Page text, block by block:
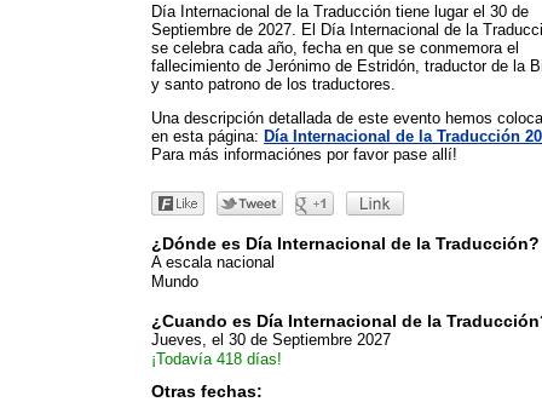
Día Internacional de la Traducción tiene lugar el 30 de
Septiembre de 2027. El Día Internacional de la
se celebra cada año, fecha en que se conmemora el
fallecimiento de Jerónimo de Estridón, traductor de la
y santo patrono de los traductores.
Una descripción detallada de este evento hemos
en esta página: Día Internacional de la Traducción
Para más informaciónes por favor pase allí!
¿Dónde es Día Internacional de la Traducción?
A escala nacional
Mundo
¿Cuando es Día Internacional de la
Jueves, el 30 de Septiembre 2027
¡Todavía 418 días!
Otras fechas: